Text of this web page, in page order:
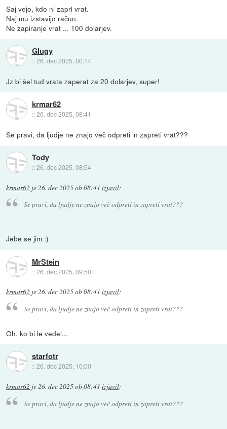
Saj vejo, kdo ni zaprl vrat.
Naj mu izstavijo račun.
Ne zapiranje vrat ... 100 dolarjev.
Glugy
::26. dec 2025, 00:14
Jz bi šel tud vrata zaperat za 20 dolarjev, super!
krmar62
::26. dec 2025, 08:41
Se pravi, da ljudje ne znajo več odpreti in zapreti vrat???
Tody
::26. dec 2025, 08:54
krmar62 je26. dec 2025 ob 08:41 izjavil:
Se pravi, da ljudje ne znajo več odpreti in zapreti vrat???
Jebe se jim :)
MrStein
::26. dec 2025, 09:50
krmar62 je26. dec 2025 ob 08:41 izjavil:
Se pravi, da ljudje ne znajo več odpreti in zapreti vrat???
Oh, ko bi le vedel...
starfotr
::26. dec 2025, 10:00
krmar62 je26. dec 2025 ob 08:41 izjavil:
Se pravi, da ljudje ne znajo več odpreti in zapreti vrat???